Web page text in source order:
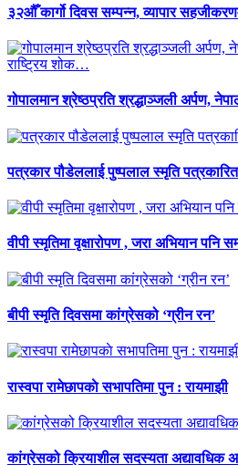
३२औँ कार्गो दिवस सम्पन्न, व्यापार
गोपालमान श्रेष्ठप्रति श्रद्धाञ्जली अर्पण,
पत्रकार पौडेललाई पुष्पलाल स्मृति
वीपी स्मृतिमा वृक्षारोपण , जरा अभियान पनि
बीपी स्मृति दिवसमा कांग्रेसको ‘ग्रीन रन’
रास्वपा रामेछापकाे सभापतिमा पुन : रायमाझी
कांग्रेसको क्रियाशील सदस्यता अद्यावधिक